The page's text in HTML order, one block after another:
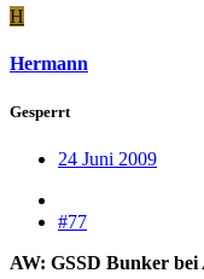
H
Hermann
Gesperrt
24 Juni 2009
#77
AW: GSSD Bunker bei